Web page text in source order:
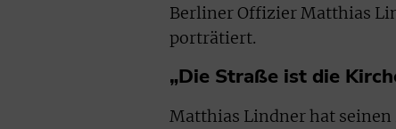
Berliner Offizier Matthias
porträtiert.
„Die Straße ist die
Matthias Lindner hat